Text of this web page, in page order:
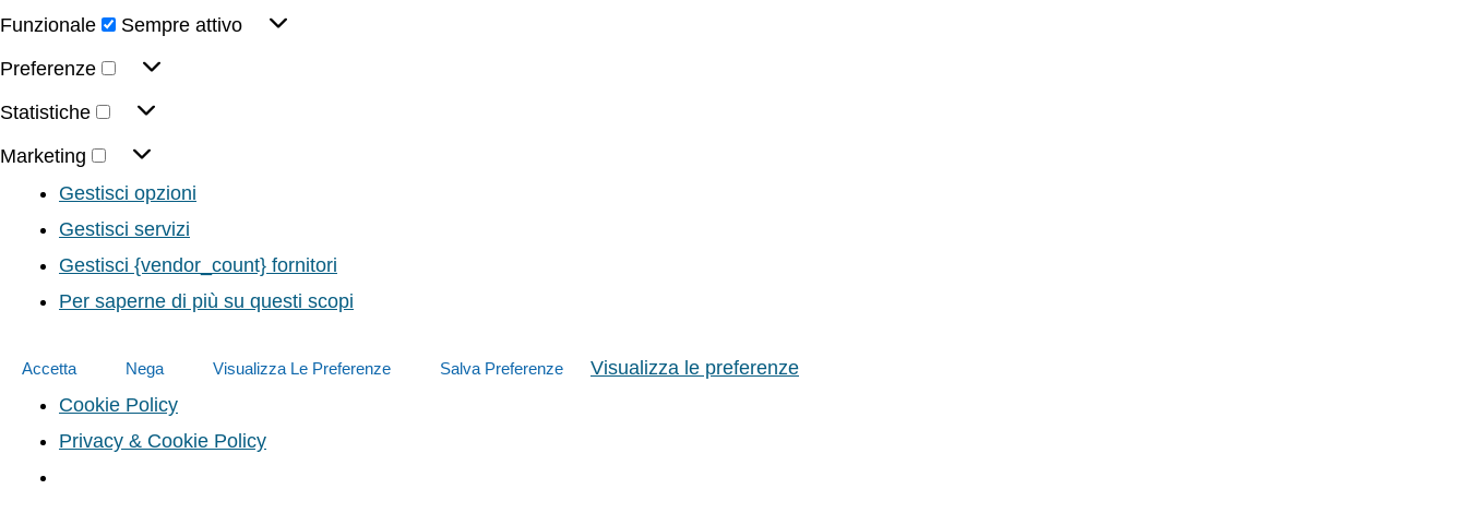
Funzionale
Sempre attivo
Preferenze
Statistiche
Marketing
Gestisci opzioni
Gestisci servizi
Gestisci {vendor_count} fornitori
Per saperne di più su questi scopi
Accetta Nega Visualizza Le Preferenze Salva Preferenze
Visualizza le preferenze
Cookie Policy
Privacy & Cookie Policy